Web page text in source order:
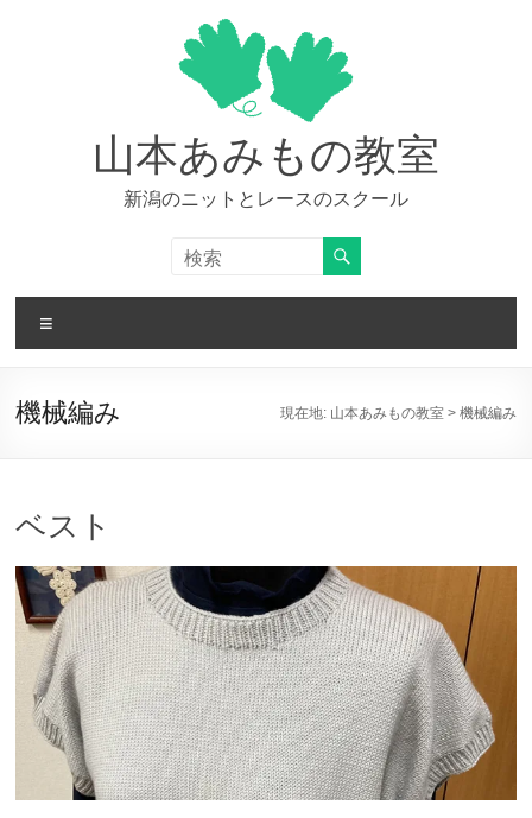
山本あみもの教室
新潟のニットとレースのスクール
ニ
ー
機械編み 現在地: 山本あみもの教室> 機械編み
ベスト